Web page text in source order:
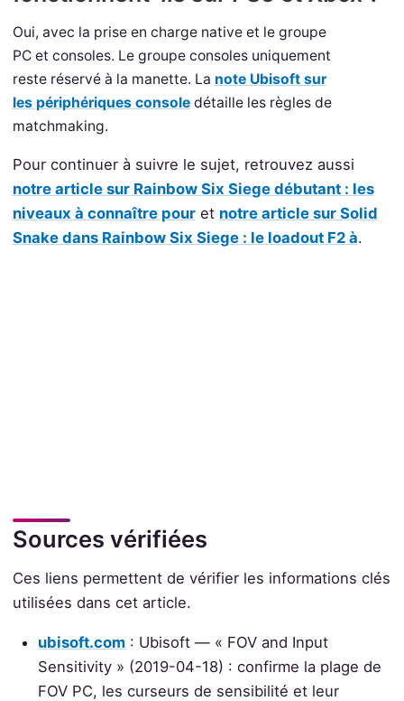
Oui, avec la prise en charge native et le groupe
PC et consoles. Le groupe consoles uniquement
reste réservé à la manette. La note Ubisoft sur
les périphériques consoledétaille les règles de
matchmaking.
Pour continuer à suivre le sujet, retrouvez aussi
notre article sur Rainbow Six Siege débutant : les
niveaux à connaître pouret notre article sur Solid
Snake dans Rainbow Six Siege : le loadout F2 à.
Sources vérifiées
Ces liens permettent de vérifier les informations clés
utilisées dans cet article.
ubisoft.com : Ubisoft — « FOV and Input
Sensitivity » (2019-04-18) : confirme la plage de
FOV PC, les curseurs de sensibilité et leur